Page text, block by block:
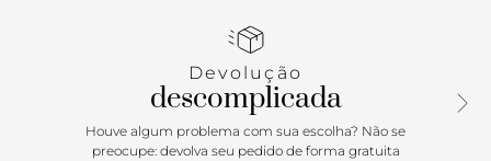
Devolução
descomplicada
Houve algum problema com sua escolha? Não se
preocupe: devolva seu pedido de forma gratuita